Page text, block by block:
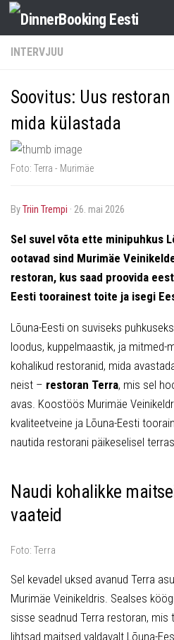
INTERVJUU
Soovitus: Uus
mida külastada
Foto: Terra - Murimäe
byTriin Trempi · 26. mai 2026
Sel suvel võta ette minipuhkus
ootavad sind Murimäe
restoran, kus saad proovida
Eesti toorainest toite ja isegi
Lõuna-Eesti on suviseks
loodus, kuppelmaastik, ja mitmed-
kohalikud restoranid, mida
neist – restoran Terra, mis sel
avas. Koostöös Murimäe
kvaliteetveine ja Lõuna-Eesti
nautida restorani päikeselisel
Naudi kohalikke
vaateid
Foto: Terra
Sel kevadel uksed avanud Terra
Murimäe Veinikeldris. Sealses
sisse seadnud Terra restoran,
lihtsad maitsed valdavalt Lõuna-